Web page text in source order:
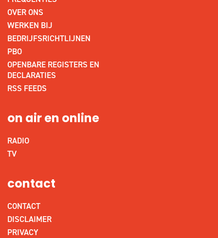
OVER ONS
WERKEN BIJ
BEDRIJFSRICHTLIJNEN
PBO
OPENBARE REGISTERS EN
DECLARATIES
RSS FEEDS
on air en online
RADIO
TV
contact
CONTACT
DISCLAIMER
PRIVACY